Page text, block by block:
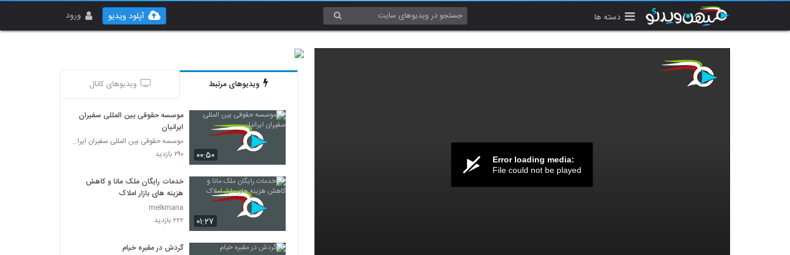
دسته ها ورود آپلود ویدیو
Error loading media:
File could not be played
ویدیوهای مرتبط ویدیوهای کانال
۰۰:۵۰
موسسه حقوقی بین المللی سفیران
ایرانیان
موسسه حقوقی بین المللی سفیران ایرانیان
۲۹۰ بازدید
۰۱:۲۷
خدمات رایگان ملک مانا و کاهش
هزینه های بازار املاک
melkmana
۲۲۲ بازدید
گردش در مقبره خیام